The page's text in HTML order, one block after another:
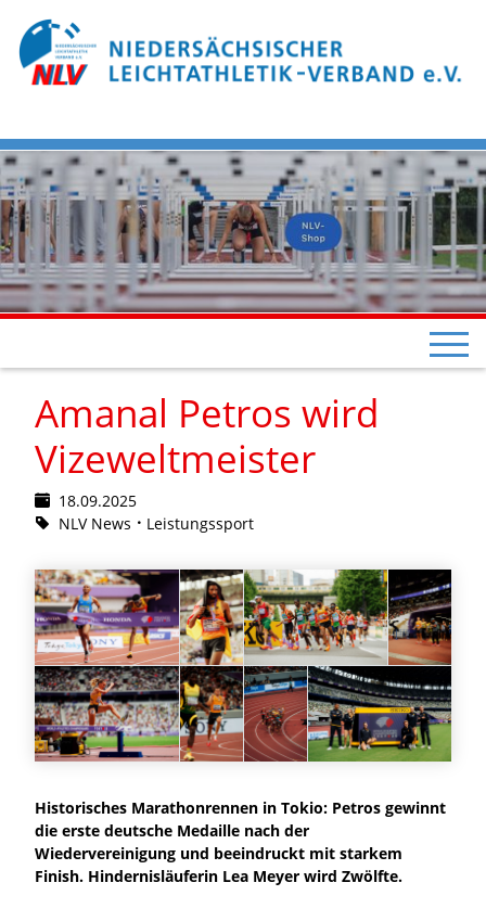
Amanal Petros wird
Vizeweltmeister
18.09.2025
NLV News
Leistungssport
Historisches Marathonrennen in Tokio: Petros gewinnt
die erste deutsche Medaille nach der
Wiedervereinigung und beeindruckt mit starkem
Finish. Hindernisläuferin Lea Meyer wird Zwölfte.